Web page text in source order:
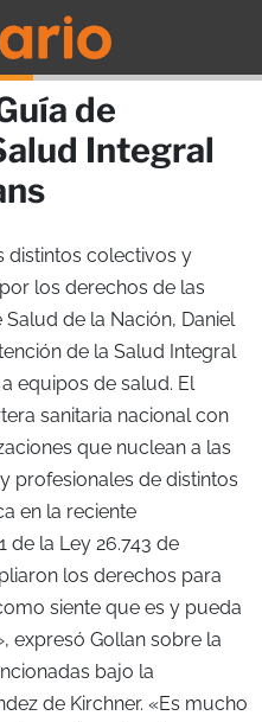
de
Integral
distintos colectivos y
los derechos de las
de la Nación, Daniel
de la Salud Integral
equipos de salud. El
sanitaria nacional con
que nuclean a las
profesionales de distintos
en la reciente
de la Ley 26.743 de
los derechos para
siente que es y pueda
expresó Gollan sobre la
bajo la
de Kirchner. «Es mucho